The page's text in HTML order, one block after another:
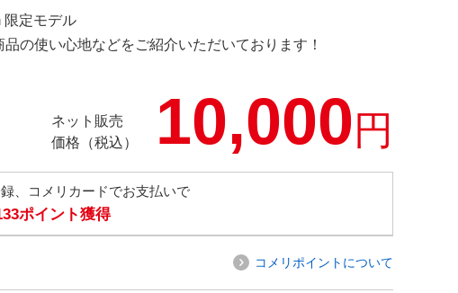
定モデル
の使い心地などをご紹介いただいております！
ネット販売
価格（税込）
10,000円
、コメリカードでお支払いで
ポイント獲得
コメリポイントについて